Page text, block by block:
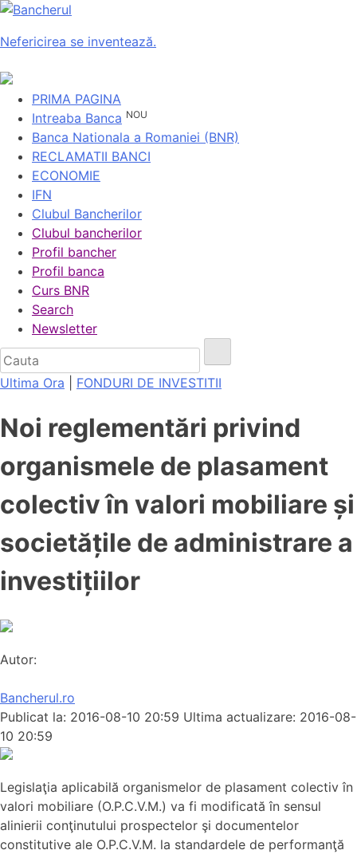
Nefericirea se inventează.
PRIMA PAGINA
Intreaba Banca NOU
Banca Nationala a Romaniei (BNR)
RECLAMATII BANCI
ECONOMIE
IFN
Clubul Bancherilor
Clubul bancherilor
Profil bancher
Profil banca
Curs BNR
Search
Newsletter
Ultima Ora FONDURI DE INVESTITII
Noi reglementări privind
organismele de plasament
colectiv în valori mobiliare și
societățile de administrare a
investițiilor
Autor:
Bancherul.ro
Publicat la: 2016-08-10 20:59 Ultima actualizare: 2016-08-
10 20:59
Legislaţia aplicabilă organismelor de plasament colectiv în
valori mobiliare (O.P.C.V.M.) va fi modificată în sensul
alinierii conţinutului prospectelor şi documentelor
constitutive ale O.P.C.V.M. la standardele de performanţă